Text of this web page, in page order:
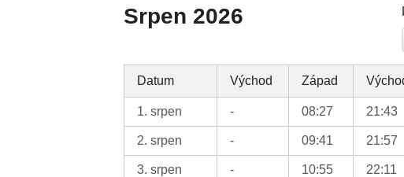
Srpen 2026
Datum Východ Západ
1. srpen - 08:27 21:43
2. srpen - 09:41 21:57
3. srpen - 10:55 22:11